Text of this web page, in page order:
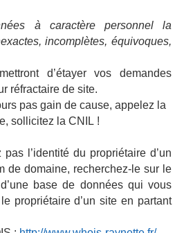
à caractère personnel la
incomplètes, équivoques,
d’étayer vos demandes
réfractaire de site.
pas gain de cause, appelez la
sollicitez la CNIL !
l’identité du propriétaire d’un
de domaine, recherchez-le sur le
base de données qui vous
propriétaire d’un site en partant